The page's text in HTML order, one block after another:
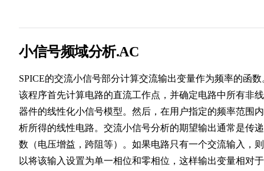
小信号频域分析.AC
SPICE的交流小信号部分计算交流输出变量作为频率的函数
该程序首先计算电路的直流工作点，并确定电路中所有非
器件的线性化小信号模型。然后，在用户指定的频率范围
析所得的线性电路。交流小信号分析的期望输出通常是传
数（电压增益，跨阻等）。如果电路只有一个交流输入，
以将该输入设置为单一相位和零相位，这样输出变量相对